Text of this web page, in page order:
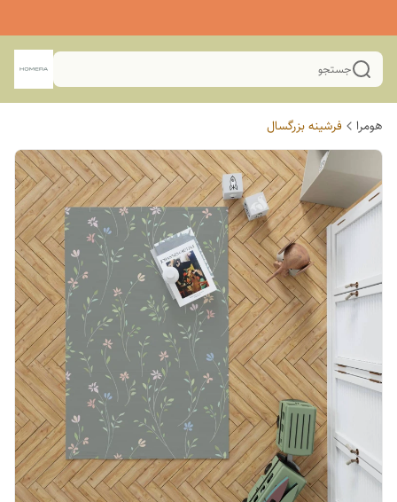
جستجو
هومرا فرشینه بزرگسال